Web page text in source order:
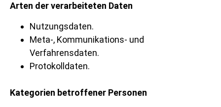
Arten der verarbeiteten Daten
Nutzungsdaten.
Meta-, Kommunikations- und
Verfahrensdaten.
Protokolldaten.
Kategorien betroffener Personen